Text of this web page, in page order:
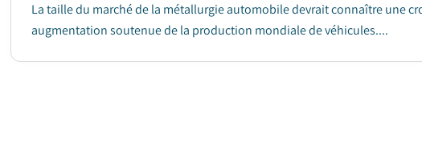
La taille du marché de la métallurgie automobile devrait connaître une
augmentation soutenue de la production mondiale de véhicules....